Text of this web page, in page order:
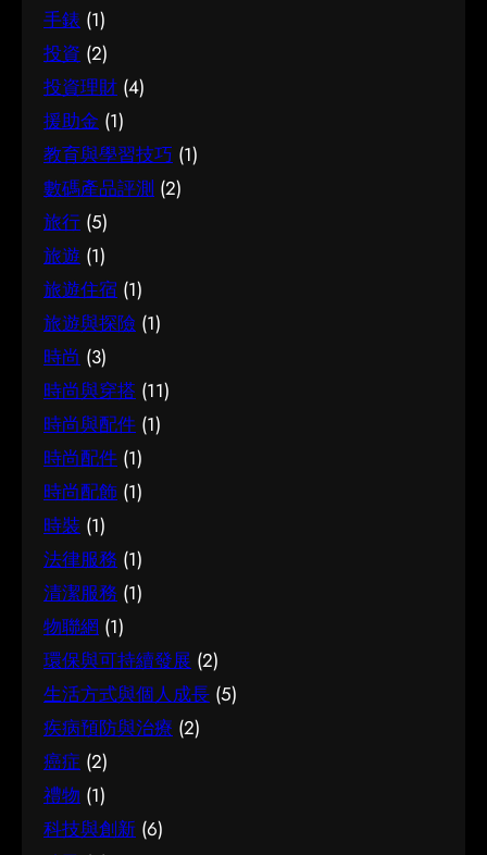
手錶 (1)
投資 (2)
投資理財 (4)
援助金 (1)
教育與學習技巧 (1)
數碼產品評測 (2)
旅行 (5)
旅遊 (1)
旅遊住宿 (1)
旅遊與探險 (1)
時尚 (3)
時尚與穿搭 (11)
時尚與配件 (1)
時尚配件 (1)
時尚配飾 (1)
時裝 (1)
法律服務 (1)
清潔服務 (1)
物聯網 (1)
環保與可持續發展 (2)
生活方式與個人成長 (5)
疾病預防與治療 (2)
癌症 (2)
禮物 (1)
科技與創新 (6)